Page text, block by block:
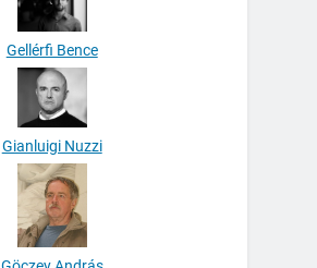
Gellérfi Bence
Gianluigi Nuzzi